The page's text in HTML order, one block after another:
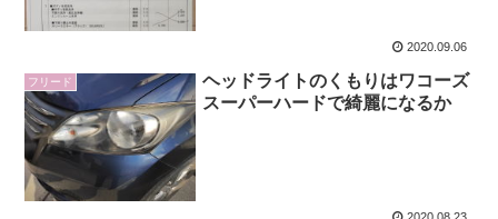
2020.09.06
フリード
ヘッドライトのくもりはワコーズ
スーパーハードで綺麗になるか
2020.08.23